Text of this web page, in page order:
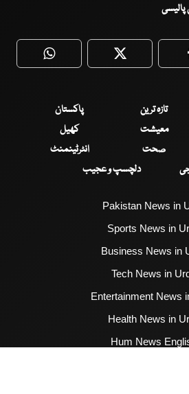
پالیسی
WhatsApp Twitter
تازہ ترین
پاکستان
معیشت
کھیل
صحت
انٹرٹینمنٹ
دلچسپ و عجیب
Pakistan News in
Sports News in
Business News in
Tech News in
Entertainment News
Health News in
Hum News